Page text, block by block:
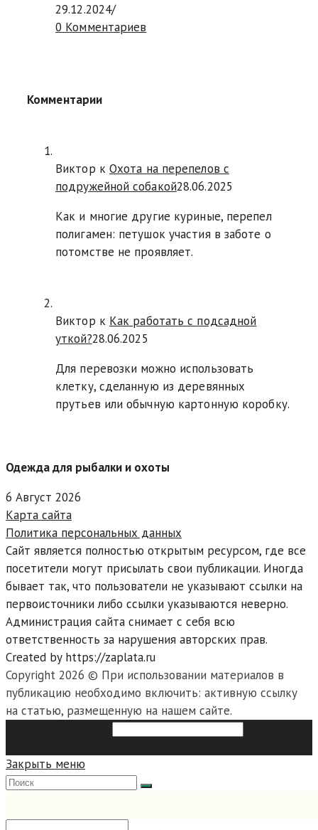
29.12.2024/
0 Комментариев
Комментарии
Виктор к Охота на перепелов с
подружейной собакой28.06.2025
Как и многие другие куриные, перепел
полигамен: петушок участия в заботе о
потомстве не проявляет.
Виктор к Как работать с подсадной
уткой?28.06.2025
Для перевозки можно использовать
клетку, сделанную из деревянных
прутьев или обычную картонную коробку.
Одежда для рыбалки и охоты
6 Август 2026
Карта сайта
Политика персональных данных
Сайт является полностью открытым ресурсом, где все
посетители могут присылать свои публикации. Иногда
бывает так, что пользователи не указывают ссылки на
первоисточники либо ссылки указываются неверно.
Администрация сайта снимает с себя всю
ответственность за нарушения авторских прав.
Created by https://zaplata.ru
Copyright 2026 © При использовании материалов в
публикацию необходимо включить: активную ссылку
на статью, размещенную на нашем сайте.
Закрыть меню